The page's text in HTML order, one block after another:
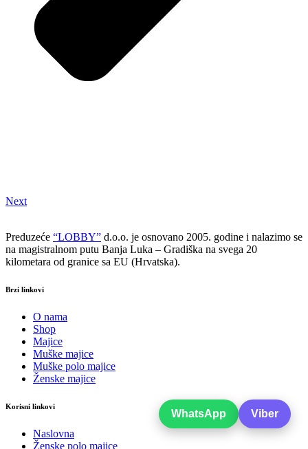
Next
Preduzeće “LOBBY” d.o.o. je osnovano 2005. godine i nalazimo se
na magistralnom putu Banja Luka – Gradiška na svega 20
kilometara od granice sa EU (Hrvatska).
Brzi linkovi
O nama
Shop
Majice
Muške majice
Muške polo majice
Ženske majice
Korisni linkovi
Naslovna
Ženske polo majice
WhatsApp Viber